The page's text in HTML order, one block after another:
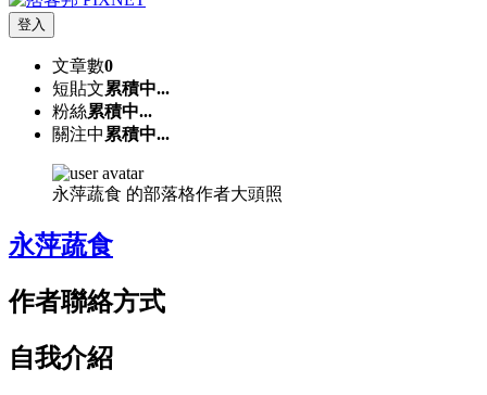
登入
文章數0
短貼文累積中...
粉絲累積中...
關注中 累積中...
永萍蔬食 的部落格作者大頭照
永萍蔬食
作者聯絡方式
自我介紹